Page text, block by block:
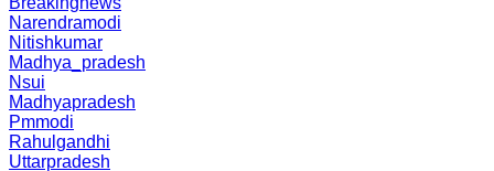
Narendramodi
Nitishkumar
Madhya_pradesh
Nsui
Madhyapradesh
Pmmodi
Rahulgandhi
Uttarpradesh